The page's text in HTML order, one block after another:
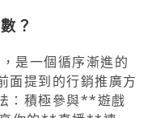
？
是一個循序漸進的
面提到的行銷推廣方
：積極參與**遊戲